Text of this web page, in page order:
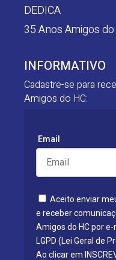
DEDICA
35 Anos Amigos
INFORMATIVO
Cadastre-se para
Amigos do HC:
Email
Aceito enviar
e receber
Amigos do HC por
LGPD (Lei Geral de
Ao clicar em